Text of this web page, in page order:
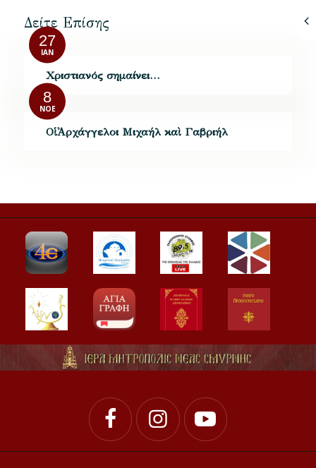
Δείτε Επίσης
27
ΙΑΝ
Χριστιανός σημαίνει…
8
ΝΟΈ
Οἱ Ἀρχάγγελοι Μιχαήλ καὶ Γαβριήλ